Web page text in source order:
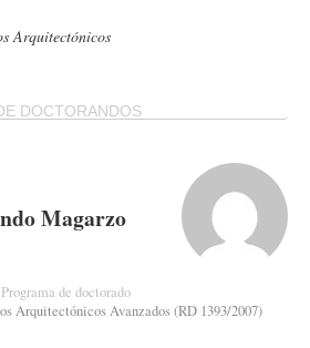
Arquitectónicos
DOCTORANDOS
Magarzo
de doctorado
Arquitectónicos Avanzados (RD 1393/2007)